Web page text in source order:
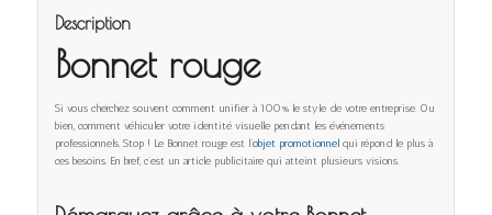
Description
Bonnet rouge
Si vous cherchez souvent comment unifier à 100% le style de votre entreprise. Ou
bien, comment véhiculer votre identité visuelle pendant les événements
professionnels. Stop ! Le Bonnet rouge est l’objet promotionnelqui répond le plus à
ces besoins. En bref, c’est un article publicitaire qui atteint plusieurs visions.